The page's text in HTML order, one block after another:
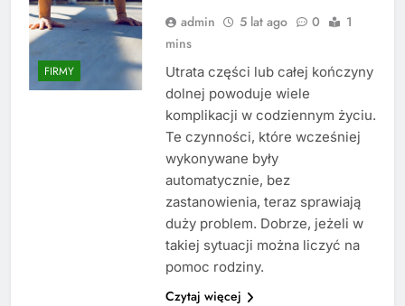
FIRMY
admin 5 lat ago 0
1
mins
Utrata części lub całej kończyny
dolnej powoduje wiele
komplikacji w codziennym życiu.
Te czynności, które wcześniej
wykonywane były
automatycznie, bez
zastanowienia, teraz sprawiają
duży problem. Dobrze, jeżeli w
takiej sytuacji można liczyć na
pomoc rodziny.
Czytaj więcej